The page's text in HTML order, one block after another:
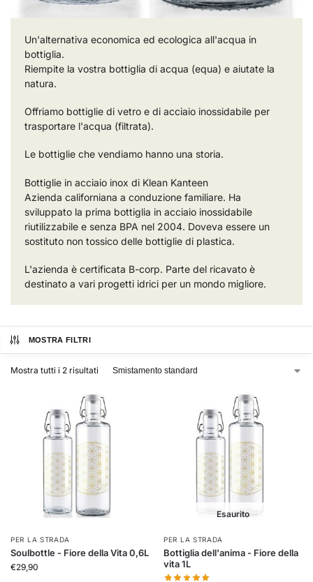
Un'alternativa economica ed ecologica all'acqua in
bottiglia.
Riempite la vostra bottiglia di acqua (equa) e aiutate la
natura.
Offriamo bottiglie di vetro e di acciaio inossidabile per
trasportare l'acqua (filtrata).
Le bottiglie che vendiamo hanno una storia.
Bottiglie in acciaio inox di Klean Kanteen
Azienda californiana a conduzione familiare. Ha
sviluppato la prima bottiglia in acciaio inossidabile
riutilizzabile e senza BPA nel 2004. Doveva essere un
sostituto non tossico delle bottiglie di plastica.
L'azienda è certificata B-corp. Parte del ricavato è
destinato a vari progetti idrici per un mondo migliore.
MOSTRA FILTRI
Mostra tutti i 2 risultati
PER LA STRADA
Soulbottle - Fiore della Vita 0,6L
€29,90
Esaurito
PER LA STRADA
Bottiglia dell'anima - Fiore della
vita 1L